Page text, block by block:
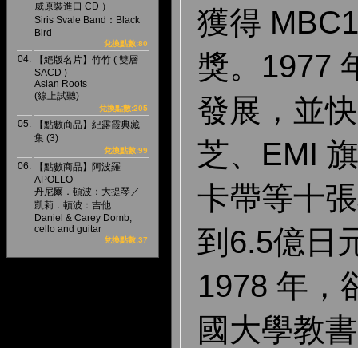
威原裝進口 CD ）
Siris Svale Band：Black
Bird
兌換點數:80
04.
【絕版名片】竹竹 ( 雙層
SACD )
Asian Roots
(線上試聽)
兌換點數:205
05.
【點數商品】紀露霞典藏
集 (3)
兌換點數:99
06.
【點數商品】阿波羅
APOLLO
丹尼爾．頓波：大提琴／
凱莉．頓波：吉他
Daniel & Carey Domb,
cello and guitar
兌換點數:37
獲得
獎。1977
發展，並
芝、EMI
卡帶等十
到6.5億日
1978 年，
國大學教